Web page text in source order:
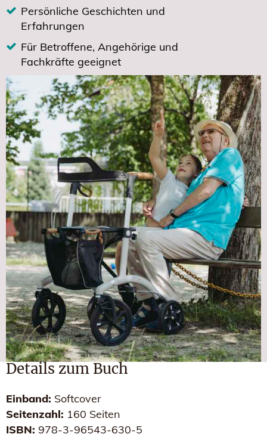
Persönliche Geschichten und
Erfahrungen
Für Betroffene, Angehörige und
Fachkräfte geeignet
Details zum Buch
Einband: Softcover
Seitenzahl: 160 Seiten
ISBN: 978-3-96543-630-5